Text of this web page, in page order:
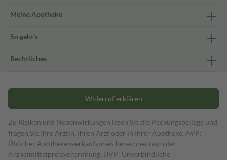
Meine Apotheke
So geht's
Rechtliches
Widerruf erklären
Zu Risiken und Nebenwirkungen lesen Sie die Packungsbeilage und
fragen Sie Ihre Ärztin, Ihren Arzt oder in Ihrer Apotheke. AVP:
Üblicher Apothekenverkaufspreis berechnet nach der
Arzneimittelpreisverordnung. UVP: Unverbindliche